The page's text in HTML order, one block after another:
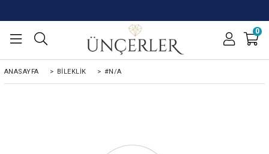
0
ANASAYFA > BİLEKLİK > #N/A